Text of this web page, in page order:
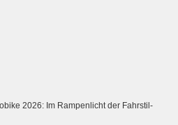
2026: Im Rampenlicht der Fahrstil-